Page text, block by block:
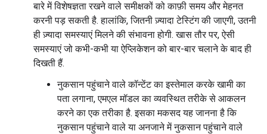
बारे में विशेषज्ञता रखने वाले समीक्षकों को काफ़ी समय और मेहनत
करनी पड़ सकती है. हालांकि, जितनी ज़्यादा टेस्टिंग की जाएगी, उतनी
ही ज़्यादा समस्याएं मिलने की संभावना होगी. खास तौर पर, ऐसी
समस्याएं जो कभी-कभी या ऐप्लिकेशन को बार-बार चलाने के बाद ही
दिखती हैं.
नुकसान पहुंचाने वाले कॉन्टेंट का इस्तेमाल करके खामी का
पता लगाना, एमएल मॉडल का व्यवस्थित तरीके से आकलन
करने का एक तरीका है. इसका मकसद यह जानना है कि
नुकसान पहुंचाने वाले या अनजाने में नुकसान पहुंचाने वाले